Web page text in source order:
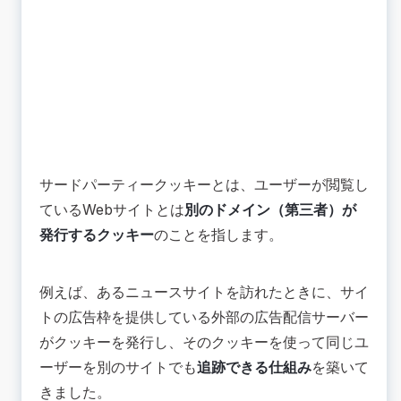
サードパーティークッキーとは、ユーザーが閲覧し
ているWebサイトとは別のドメイン（第三者）が
発行するクッキーのことを指します。
例えば、あるニュースサイトを訪れたときに、サイ
トの広告枠を提供している外部の広告配信サーバー
がクッキーを発行し、そのクッキーを使って同じユ
ーザーを別のサイトでも追跡できる仕組みを築いて
きました。